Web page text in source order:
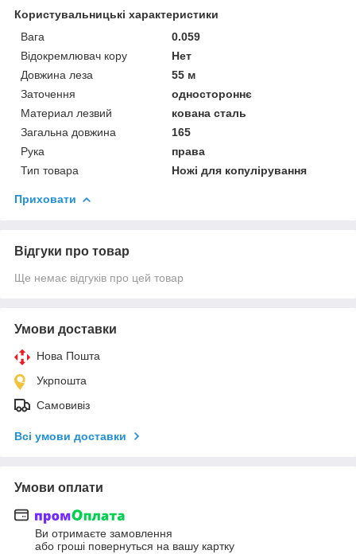
Користувальницькі характеристики
Вага
0.059
Відокремлювач кору
Нет
Довжина леза
55 м
Заточення
одностороннє
Материал лезвий
кована сталь
Загальна довжина
165
Рука
права
Тип товара
Ножі для копулірування
Приховати
Відгуки про товар
Ще немає відгуків про цей товар
Умови доставки
Нова Пошта
Укрпошта
Самовивіз
Всі умови доставки
Умови оплати
Ви отримаєте замовлення
або гроші повернуться на вашу картку